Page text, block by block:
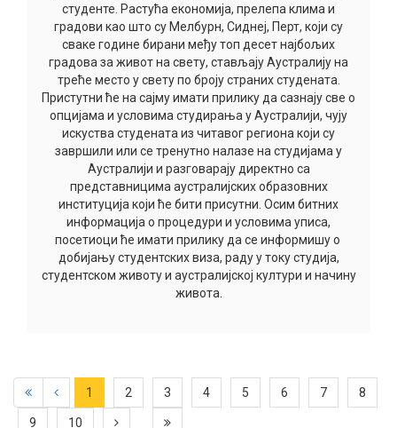
студенте. Растућа економија, прелепа клима и
градови као што су Мелбурн, Сиднеј, Перт, који су
сваке године бирани међу топ десет најбољих
градова за живот на свету, стављају Аустралију на
треће место у свету по броју страних студената.
Пристутни ће на сајму имати прилику да сазнају све о
опцијама и условима студирања у Аустралији, чују
искуства студената из читавог региона који су
завршили или се тренутно налазе на студијама у
Аустралији и разговарају директно са
представницима аустралијских образовних
институција који ће бити присутни. Осим битних
информација о процедури и условима уписа,
посетиоци ће имати прилику да се информишу о
добијању студентских виза, раду у току студија,
студентском животу и аустралијској култури и начину
живота.
1 2 3 4 5 6 7 8
9 10